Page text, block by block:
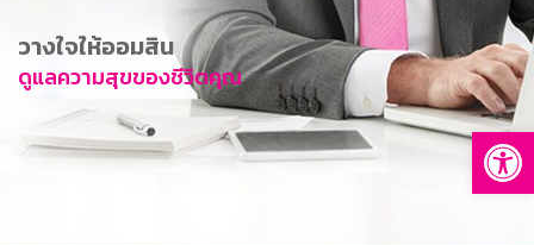
การพัฒนาที่ยั่งยืน
ข่าวสาร
บริการทางการเงิน
อื่นๆ
วางใจให้ออมสิน
ดูแลความสุขของชีวิตคุณ